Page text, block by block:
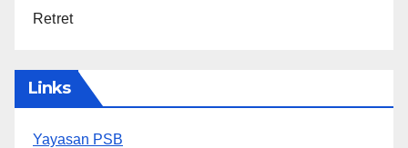
Retret
Links
Yayasan PSB